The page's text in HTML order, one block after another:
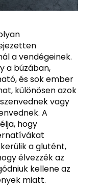
a vendégeinek.
a búzában,
és sok ember
különösen azok
vagy
A
hogy
a glutént,
élvezzék az
kellene az
miatt.